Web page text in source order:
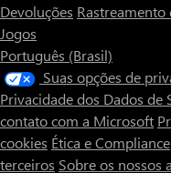
Devoluções Rastreamento
Jogos
Português (Brasil)
Suas opções de
Privacidade dos Dados
contato com a Microsoft
cookies Ética e Compliance
terceiros Sobre os nossos